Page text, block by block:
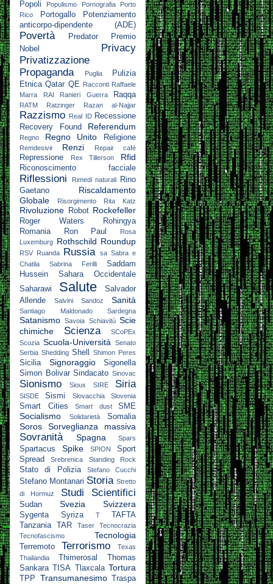
Popoli
Populismo Pornografia
Porto
Rico
Portogallo
Potenziamento
anticorpo-dipendente (ADE)
Povertà Predator
Premio
Nobel
Privacy
Privatizzazione
Propaganda
Puglia
Pulizia
Etnica Qatar QE Racconti Raffaele
Marra
RAI Ranieri Guerra Raqqa
RATM Ratzinger Razan al-Najjar
Razzismo Real ID Recessione
Recovery Found
Referendum
Regno Regno Unito Religione
Remdesivir Renzi Repair café
Repressione Rex Tillerson Rfid
Riconoscimento facciale
Riflessioni Rimedi naturali
Rino
Gaetano
Riscaldamento
Globale
Risorgimento Rita Katz
Rivoluzione Robot Rockefeller
Roger Waters
Rohingya
Romania
Ron Paul
Rosa
Luxemburg Rothschild Roundup
RSV Ruanda Russia sa Sabra e
Chatila
Sabrina Ferilli
Saddam
Hussein
Sahara Occidentale
Saharawi
Salute
Salvador
Allende
Salvini Sandoz Sanità
Santiago Maldonado Sardegna
Satanismo Savoia Schiavitù Scie
chimiche
Scienza
SCoPEx
Scozia Scuola-Università
Senato
Serbia Shedding Shell Shimon Peres
Sicilia Signoraggio
Sigonella
Simon Bolivar Sindacato Sinovac
Sionismo Sioux SIRE Siria
SISDE Sismi Slovacchia Slovenia
Smart Cities Smart dust SME
Socialismo Solidarietà Somalia
Soros Sorveglianza massiva
Sovranità Spagna Spars
Spartacus Spike SPION
Sport
Spread
Srebrenica Standing Rock
Stato di Polizia Stefano Cucchi
Stefano Montanari Storia Stretto
di Hormuz
Studi Scientifici
Sudan Svezia Svizzera
Sygenta Syriza T
TAFTA
Tanzania
TAR Taser
Tecnocrazia
Tecnofascismo
Tecnologia
Terremoto Terrorismo
Texas
Thailandia
Thimerosal
Thomas
Sankara
TISA Tlaxcala Tortura
TPP Transumanesimo Traspa